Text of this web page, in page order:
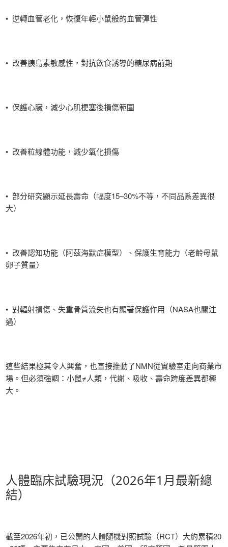
• 逆轉血管老化，恢復年輕小鼠般的血管彈性
• 改善胰島素敏感性，對抗飲食誘導的糖尿病前期
• 保護心臟，減少心肌梗塞後損傷範圍
• 改善粒線體功能，減少氧化損傷
• 部分研究顯示延長壽命（幅度15–30%不等，不同品系差異很
大）
• 改善認知功能（阿茲海默症模型）、保護生育能力（老齡母鼠
卵子質量）
• 對輻射損傷、失重骨質流失也有顯著保護作用（NASA也關注
過）
這些結果極其令人興奮，也直接推動了NMN從實驗室走向商業市
場。但必須強調：小鼠≠人類，代謝、吸收、壽命跨度差異都極
大。
人體臨床試驗現況（2026年1月最新總
結）
截至2026年初，已公開的人體隨機對照試驗（RCT）大約累積20